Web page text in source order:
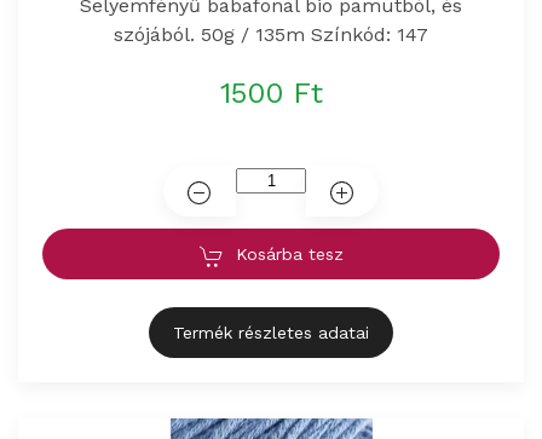
Selyemfényű babafonal bio pamutból, és
szójából. 50g / 135m Színkód: 147
1500 Ft
Kosárba tesz
Termék részletes adatai